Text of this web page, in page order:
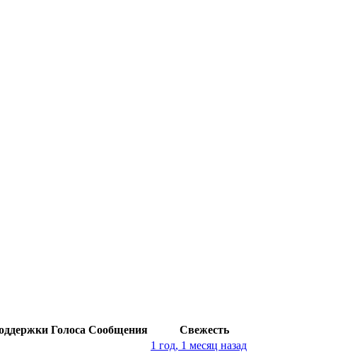
Голоса Сообщения
Свежесть
1 год, 1 месяц назад